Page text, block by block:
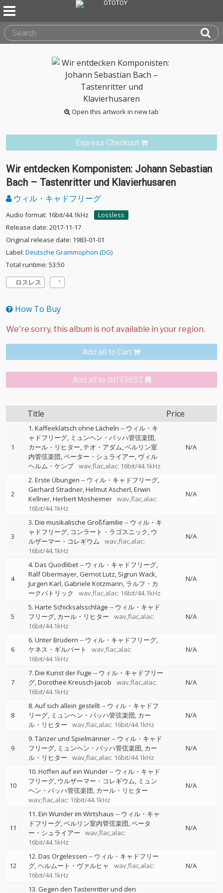
Open this artwork in new tab
Express Checkout
Wir entdecken Komponisten: Johann Sebastian
Bach – Tastenritter und Klavierhusaren
ウィル・キャドフリーグ
Audio format: 16bit/44.1kHz
Lossless
Release date: 2017-11-17
Original release date: 1983-01-01
Label: Deutsche Grammophon (DG)
Total runtime: 53:50
ロスレス
How To Buy
Add all to Cart
Add all to INTEREST
Title Price
1
1. Kaffeeklatsch ohne Lächeln -- ウィル・キ
ャドフリーグ ミュンヘン・バッハ管弦楽団
カール・リヒター テオ・アダム ベルリン室
内管弦楽団 ペーター・シュライアー ヴィル
ヘルム・ケンプ wav,flac,alac: 16bit/44.1kHz
N/A
2
2. Erste Übungen -- ウィル・キャドフリーグ
Gerhard Stradner Helmut Ascherl Erwin
Kellner Herbert Mosheimer wav,flac,alac:
16bit/44.1kHz
N/A
3
3. Die musikalische Großfamilie -- ウィル・キ
ャドフリーグ コンラート・ラゴスニック ウ
ルザーマー・コレギウム
wav,flac,alac:
16bit/44.1kHz
N/A
4
4. Das Quodlibet-- ウィル・キャドフリーグ
Ralf Obermayer Gernot Lutz Sigrun Wack
Jurgen Karl Gabriele Kotzmann ラルフ・カ
ークパトリック
wav,flac,alac: 16bit/44.1kHz
N/A
5
5. Harte Schicksalsschläge -- ウィル・キャド
フリーグ カール・リヒター
wav,flac,alac:
16bit/44.1kHz
N/A
6
6. Unter Brüdern -- ウィル・キャドフリーグ
ケネス・ギルバート
wav,flac,alac:
16bit/44.1kHz
N/A
7
7. Die Kunst der Fuge -- ウィル・キャドフリー
グ Dorothee Kreusch-Jacob
wav,flac,alac:
16bit/44.1kHz
N/A
8
8. Auf sich allein gestellt-- ウィル・キャドフ
リーグ ミュンヘン・バッハ管弦楽団 カー
ル・リヒター
wav,flac,alac: 16bit/44.1kHz
N/A
9
9. Tänzer und Spielmänner-- ウィル・キャド
フリーグ ミュンヘン・バッハ管弦楽団 カー
ル・リヒター
wav,flac,alac: 16bit/44.1kHz
N/A
10
10. Hoffen auf ein Wunder-- ウィル・キャド
フリーグ ウルザーマー・コレギウム ミュン
ヘン・バッハ管弦楽団 カール・リヒター
wav,flac,alac: 16bit/44.1kHz
N/A
11
11. Ein Wunder im Wirtshaus -- ウィル・キャ
ドフリーグ ベルリン室内管弦楽団 ペータ
ー・シュライアー
wav,flac,alac:
16bit/44.1kHz
N/A
12
12. Das Orgelessen -- ウィル・キャドフリー
グ ヘルムート・ヴァルヒャ
wav,flac,alac:
16bit/44.1kHz
N/A
13. Gegen den Tastenritter und den